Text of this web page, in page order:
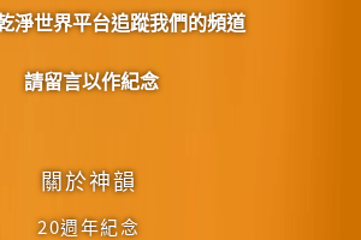
關於神韻
20週年紀念
淨世界平台追蹤我們的頻道
請留言以作紀念